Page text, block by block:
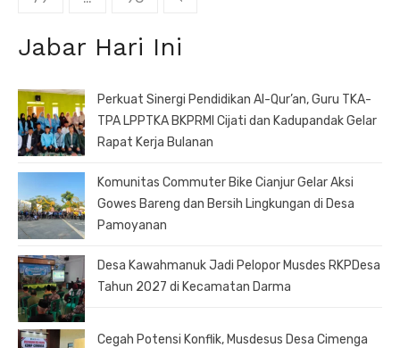
Jabar Hari Ini
Perkuat Sinergi Pendidikan Al-Qur’an, Guru TKA-
TPA LPPTKA BKPRMI Cijati dan Kadupandak Gelar
Rapat Kerja Bulanan
Komunitas Commuter Bike Cianjur Gelar Aksi
Gowes Bareng dan Bersih Lingkungan di Desa
Pamoyanan
Desa Kawahmanuk Jadi Pelopor Musdes RKPDesa
Tahun 2027 di Kecamatan Darma
Cegah Potensi Konflik, Musdesus Desa Cimenga